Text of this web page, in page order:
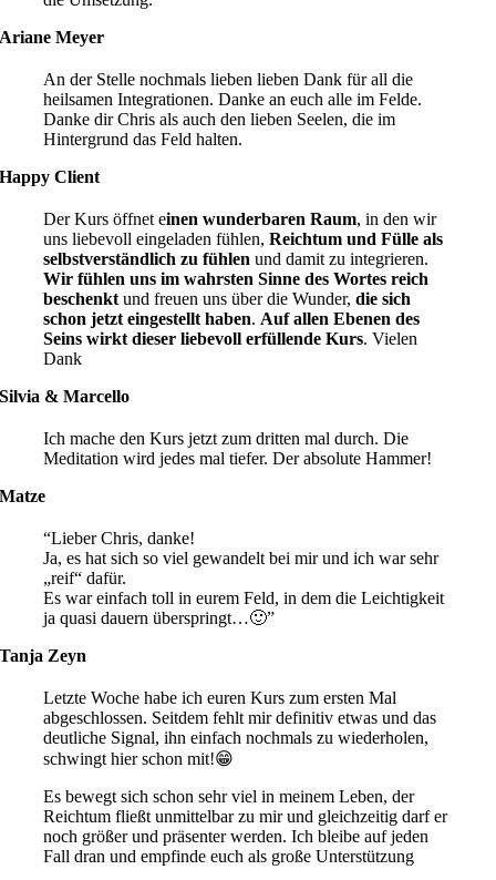
Ariane Meyer
An der Stelle nochmals lieben lieben Dank für all die
heilsamen Integrationen. Danke an euch alle im Felde.
Danke dir Chris als auch den lieben Seelen, die im
Hintergrund das Feld halten.
Happy Client
Der Kurs öffnet einen wunderbaren Raum, in den wir
uns liebevoll eingeladen fühlen,Reichtum und Fülle als
selbstverständlich zu fühlen und damit zu integrieren.
Wir fühlen uns im wahrsten Sinne des Wortes reich
beschenkt und freuen uns über die Wunder,die sich
schon jetzt eingestellt haben. Auf allen Ebenen des
Seins wirkt dieser liebevoll erfüllende Kurs. Vielen
Dank
Silvia & Marcello
Ich mache den Kurs jetzt zum dritten mal durch. Die
Meditation wird jedes mal tiefer. Der absolute Hammer!
Matze
“Lieber Chris, danke!
Ja, es hat sich so viel gewandelt bei mir und ich war sehr
„reif“ dafür.
Es war einfach toll in eurem Feld, in dem die Leichtigkeit
ja quasi dauern überspringt…🙂”
Tanja Zeyn
Letzte Woche habe ich euren Kurs zum ersten Mal
abgeschlossen. Seitdem fehlt mir definitiv etwas und das
deutliche Signal, ihn einfach nochmals zu wiederholen,
schwingt hier schon mit!😁
Es bewegt sich schon sehr viel in meinem Leben, der
Reichtum fließt unmittelbar zu mir und gleichzeitig darf er
noch größer und präsenter werden. Ich bleibe auf jeden
Fall dran und empfinde euch als große Unterstützung